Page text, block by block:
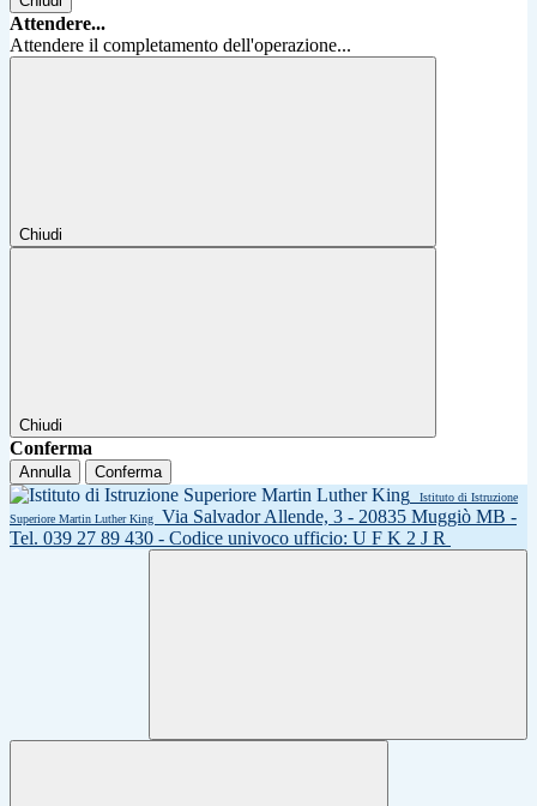
Attendere...
Attendere il completamento dell'operazione...
Chiudi
Chiudi
Conferma
Annulla Conferma
Istituto di Istruzione
Superiore Martin Luther King
Via Salvador Allende, 3 - 20835 Muggiò MB -
Tel. 039 27 89 430 - Codice univoco ufficio: U F K 2 J R